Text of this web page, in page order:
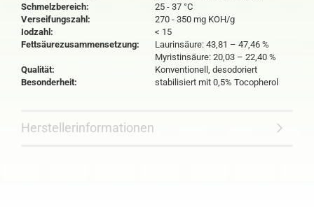
Schmelzbereich:
25 - 37 °C
Verseifungszahl:
270 - 350 mg KOH/g
Iodzahl:
< 15
Fettsäurezusammensetzung:
Laurinsäure: 43,81 – 47,46 %
Myristinsäure: 20,03 – 22,40 %
Qualität:
Konventionell, desodoriert
Besonderheit:
stabilisiert mit 0,5% Tocopherol
Herstellerinformationen